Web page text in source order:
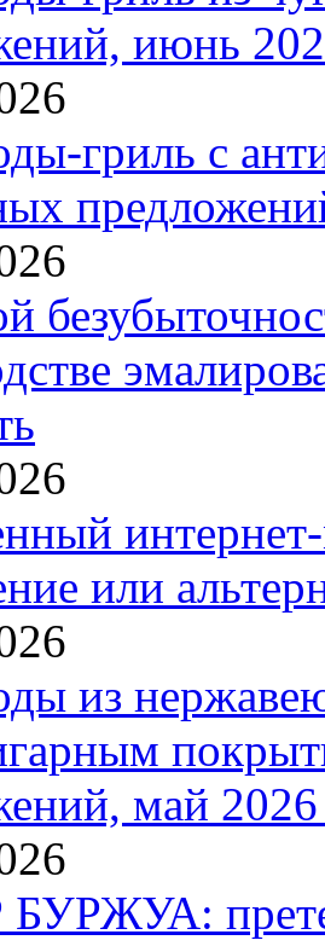
июнь
гриль с
или
из
май 2026